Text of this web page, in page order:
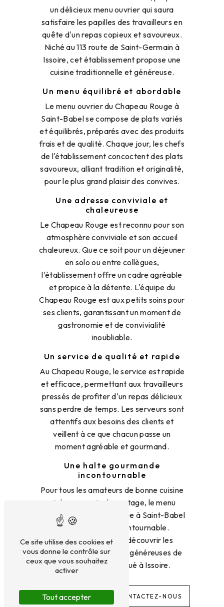
un délicieux menu ouvrier qui saura
satisfaire les papilles des travailleurs en
quête d'un repas copieux et savoureux.
Niché au 113 route de Saint-Germain à
Issoire, cet établissement propose une
cuisine traditionnelle et généreuse.
Un menu équilibré et abordable
Le menu ouvrier du Chapeau Rouge à
Saint-Babel se compose de plats variés
et équilibrés, préparés avec des produits
frais et de qualité. Chaque jour, les chefs
de l'établissement concoctent des plats
savoureux, alliant tradition et originalité,
pour le plus grand plaisir des convives.
Une adresse conviviale et
chaleureuse
Le Chapeau Rouge est reconnu pour son
atmosphère conviviale et son accueil
chaleureux. Que ce soit pour un déjeuner
en solo ou entre collègues,
l'établissement offre un cadre agréable
et propice à la détente. L'équipe du
Chapeau Rouge est aux petits soins pour
ses clients, garantissant un moment de
gastronomie et de convivialité
inoubliable.
Un service de qualité et rapide
Au Chapeau Rouge, le service est rapide
et efficace, permettant aux travailleurs
pressés de profiter d'un repas délicieux
sans perdre de temps. Les serveurs sont
attentifs aux besoins des clients et
veillent à ce que chacun passe un
moment agréable et gourmand.
Une halte gourmande
incontournable
Pour tous les amateurs de bonne cuisine
et de moments de partage, le menu
ouvrier du Chapeau Rouge à Saint-Babel
est une adresse incontournable.
N'hésitez pas à venir découvrir les
saveurs authentiques et généreuses de
cet établissement situé à Issoire.
EN SAVOIR PLUS CONTACTEZ-NOUS
Ce site utilise des cookies et
vous donne le contrôle sur
ceux que vous souhaitez
activer
Tout accepter